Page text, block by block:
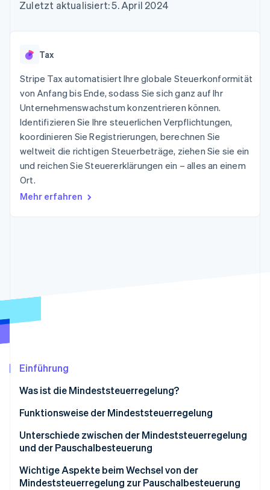
Authorization
Optimierung der
Autorisierungsraten
Link
Beschleunigter
Bezahlvorgang
Financial
Connections
Finanzdaten
Data Pipeline
Climate
Online-Identitätsprüfung
Stripe-Sessions 2026
Erfahren Sie, wie Stripe Lösungen für die
Jetzt ansehen
Geldmanagement
SaaS
Nach Branche
KI-Unternehmen
Gaming
Bewirtung, Reisen und
Freizeit
Versicherungen
Medien und
Organisationen
Marktplatz auf
Abonnementverwaltung
Abrechnung um
Stablecoin-gestützte
Karten ausgeben: So
geht´s
Bereitstellung und
Verwaltung von
Diensten mit Agenten
Kontakt
kontaktieren
Partner werden
Zuletzt aktualisiert: 5. April 2024
Tax
Stripe Tax automatisiert Ihre globale Steuerkonformität
von Anfang bis Ende, sodass Sie sich ganz auf Ihr
Unternehmenswachstum konzentrieren können.
Identifizieren Sie Ihre steuerlichen Verpflichtungen,
koordinieren Sie Registrierungen, berechnen Sie
weltweit die richtigen Steuerbeträge, ziehen Sie sie ein
und reichen Sie Steuererklärungen ein – alles an einem
Ort.
Mehr erfahren
Einführung
Was ist die Mindeststeuerregelung?
Funktionsweise der Mindeststeuerregelung
Unterschiede zwischen der Mindeststeuerregelung
und der Pauschalbesteuerung
Wichtige Aspekte beim Wechsel von der
Mindeststeuerregelung zur Pauschalbesteuerung